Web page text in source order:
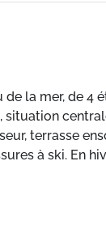
la mer, de 4
terrasse
à ski. En
de